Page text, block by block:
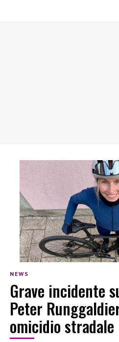
NEWS
Grave incidente
Peter
omicidio stradale